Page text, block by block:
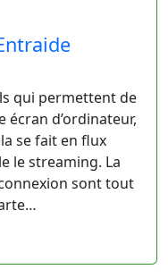
qui permettent de
d’ordinateur,
se fait en flux
le streaming. La
sont tout